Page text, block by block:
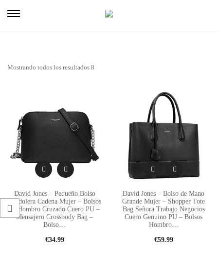
T
Mostrando todos los resultados 8
David Jones – Pequeño Bolso
Bandolera Cadena Mujer – Bolsos
de Hombro Cruzado Cuero PU –
Mensajero Crossbody Bag –
Bolso…
€34.99
David Jones – Bolso de Mano
Grande Mujer – Shopper Tote
Bag Señora Trabajo Negocios
Cuero Genuino PU – Bolsos
Hombro…
€59.99